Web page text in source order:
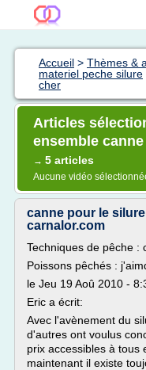
Accueil > Thèmes &
materiel peche silure
cher
Articles
ensemble
→ 5 articles
Aucune vidéo
canne pour le
carnalor.com
Techniques de pêche :
Poissons pêchés :
le Jeu 19 Aoû 2010 -
Eric a écrit:
Avec l'avènement du
d'autres ont voulus
prix accessibles à tous
maintenant il existe